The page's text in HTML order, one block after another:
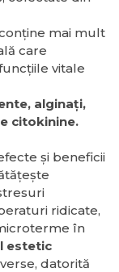
mai mult
care
vitale
alginați,
citokinine.
și beneficii
ridicate,
în
estetic
datorită